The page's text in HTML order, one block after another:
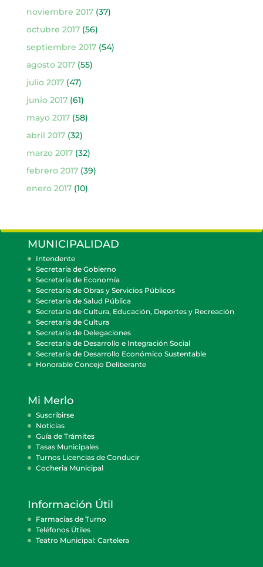
noviembre 2017(37)
octubre 2017(56)
septiembre 2017(54)
agosto 2017(55)
julio 2017(47)
junio 2017(61)
mayo 2017(58)
abril 2017(32)
marzo 2017(32)
febrero 2017(39)
enero 2017(10)
MUNICIPALIDAD
Intendente
Secretaría de Gobierno
Secretaría de Economía
Secretaría de Obras y Servicios Públicos
Secretaría de Salud Pública
Secretaría de Cultura, Educación, Deportes y Recreación
Secretaría de Cultura
Secretaría de Delegaciones
Secretaría de Desarrollo e Integración Social
Secretaría de Desarrollo Económico Sustentable
Honorable Concejo Deliberante
Mi Merlo
Suscribirse
Noticias
Guía de Trámites
Tasas Municipales
Turnos Licencias de Conducir
Cocheria Municipal
Información Útil
Farmacias de Turno
Teléfonos Útiles
Teatro Municipal: Cartelera